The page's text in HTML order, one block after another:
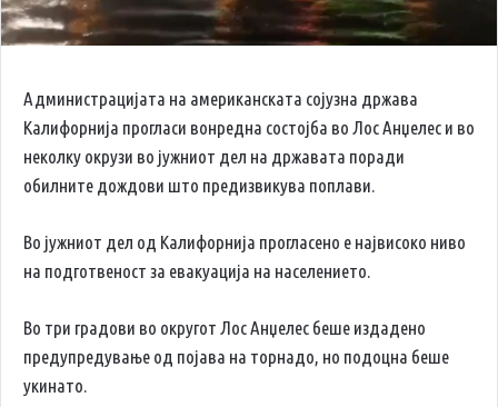
Администрацијата на американската сојузна држава
Калифорнија прогласи вонредна состојба во Лос Анџелес и во
неколку окрузи во јужниот дел на државата поради
обилните дождови што предизвикува поплави.
Во јужниот дел од Калифорнија прогласено е највисоко ниво
на подготвеност за евакуација на населението.
Во три градови во округот Лос Анџелес беше издадено
предупредување од појава на торнадо, но подоцна беше
укинато.